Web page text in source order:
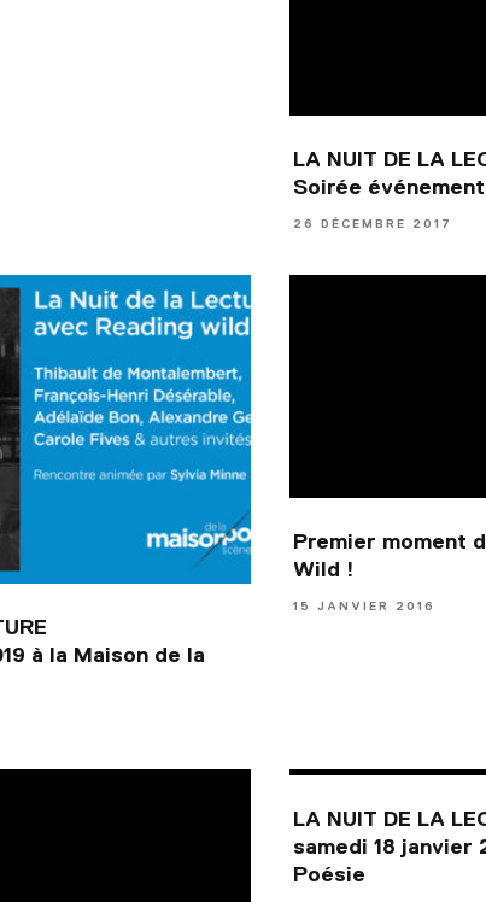
LA NUIT DE LA
Soirée
26 DÉCEMBRE 2017
à la Maison de la
Premier moment
Wild !
15 JANVIER 2016
LA NUIT DE LA
samedi 18 janvier
Poésie